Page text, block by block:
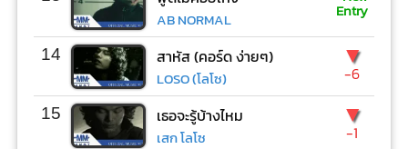
AB NORMAL Entry
14 สาหัส (คอร์ด ง่ายๆ)
LOSO (โลโซ)
▼
-6
15 เธอจะรู้บ้างไหม
เสก โลโซ
▼
-1